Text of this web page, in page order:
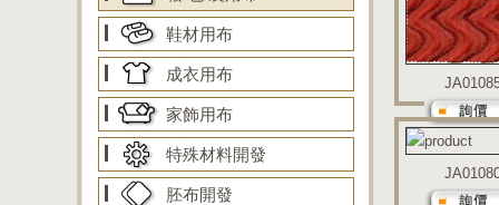
鞋材用布
成衣用布
家飾用布
特殊材料開發
胚布開發